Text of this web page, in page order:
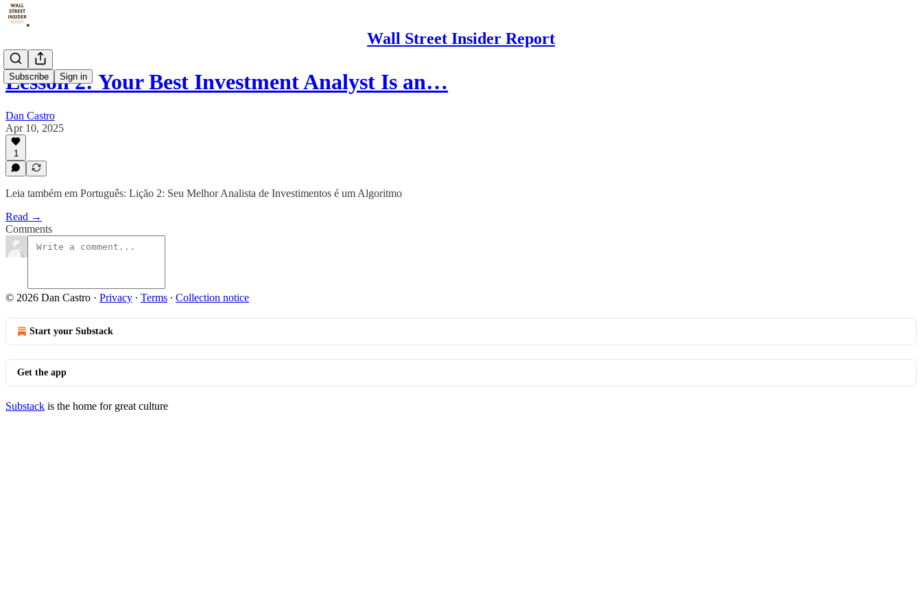
Wall Street Insider Report
Subscribe Sign in
Lesson 2: Your Best Investment Analyst Is an…
Dan Castro
Apr 10, 2025
1
Leia também em Português: Lição 2: Seu Melhor Analista de Investimentos é um Algoritmo
Read →
Comments
© 2026 Dan Castro · Privacy ∙ Terms ∙ Collection notice
Start your Substack
Get the app
Substack is the home for great culture